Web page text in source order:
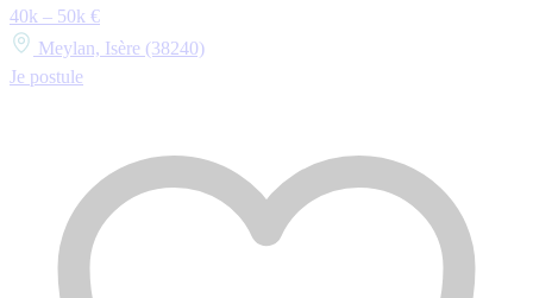
40k – 50k €
Meylan, Isère (38240)
Je postule